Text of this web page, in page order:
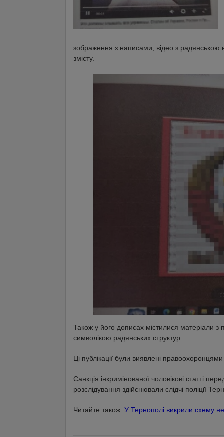
зображення з написами, відео з радянською
змісту.
Також у його дописах містилися матеріали з
символікою радянських структур.
Ці публікації були виявлені
Санкція інкримінованої чоловікові статті
розслідування здійснювали слідчі поліції
Читайте також: У Тернополі викрили схему